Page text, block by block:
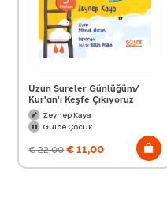
Uzun Sureler Günlüğüm/
Kur'an'ı Keşfe Çıkıyoruz
Zeynep Kaya
Gülce Çocuk
€22,00€11,00